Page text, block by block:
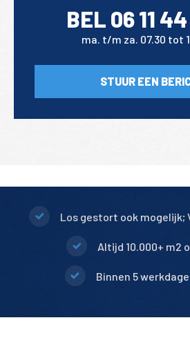
BEL 06 11
ma. t/m za. 07.30 tot
STUUR EEN
Los gestort ook mogelijk;
Altijd 10.000+ m2
Binnen 5